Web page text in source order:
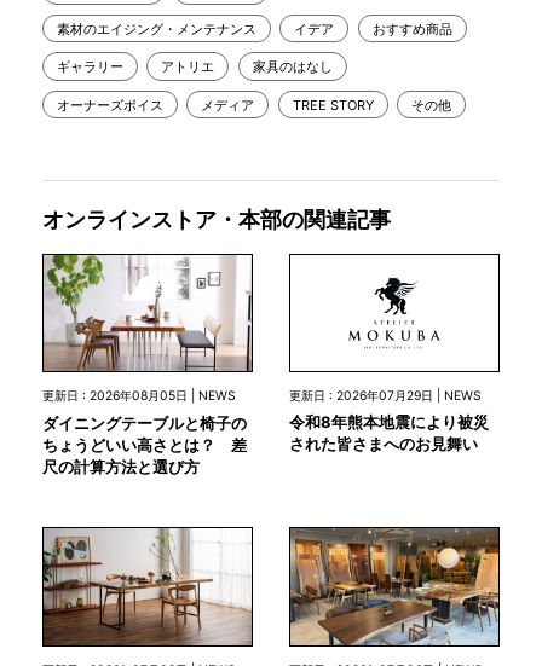
素材のエイジング・メンテナンス イデア おすすめ商品
ギャラリー アトリエ 家具のはなし
オーナーズボイス メディア TREE STORY その他
オンラインストア・本部の関連記事
更新日 : 2026年08月05日 | NEWS
ダイニングテーブルと椅子の
ちょうどいい高さとは？ 差
尺の計算方法と選び方
更新日 : 2026年07月29日 | NEWS
令和8年熊本地震により被災
された皆さまへのお見舞い